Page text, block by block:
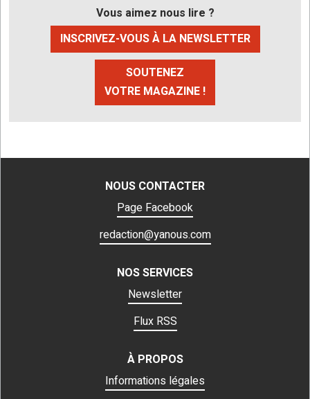
Vous aimez nous lire ?
INSCRIVEZ-VOUS À LA NEWSLETTER
SOUTENEZ
VOTRE MAGAZINE !
NOUS CONTACTER
Page Facebook
redaction@yanous.com
NOS SERVICES
Newsletter
Flux RSS
À PROPOS
Informations légales